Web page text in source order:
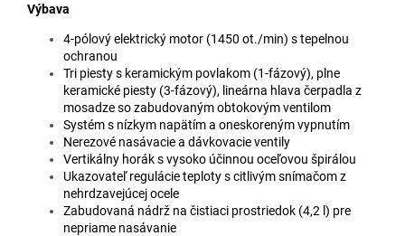
Výbava
4-pólový elektrický motor (1450 ot./min) s tepelnou
ochranou
Tri piesty s keramickým povlakom (1-fázový), plne
keramické piesty (3-fázový), lineárna hlava čerpadla z
mosadze so zabudovaným obtokovým ventilom
Systém s nízkym napätím a oneskoreným vypnutím
Nerezové nasávacie a dávkovacie ventily
Vertikálny horák s vysoko účinnou oceľovou špirálou
Ukazovateľ regulácie teploty s citlivým snímačom z
nehrdzavejúcej ocele
Zabudovaná nádrž na čistiaci prostriedok (4,2 l) pre
nepriame nasávanie